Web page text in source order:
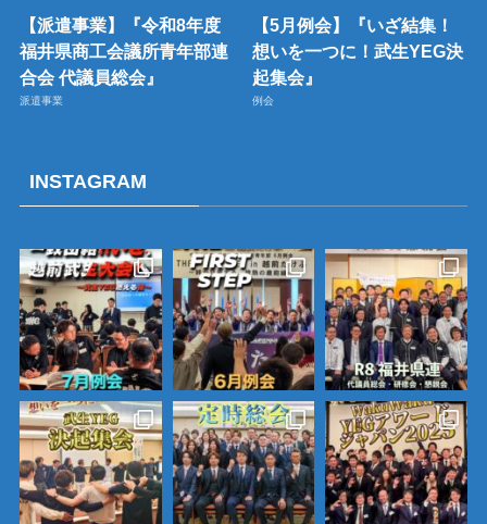
【派遣事業】『令和8年度
福井県商工会議所青年部連
合会 代議員総会』
派遣事業
【5月例会】『いざ結集！
想いを一つに！武生YEG決
起集会』
例会
INSTAGRAM